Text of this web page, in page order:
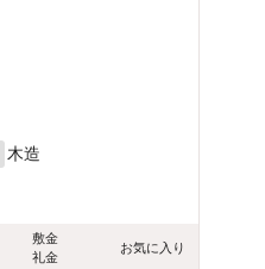
木造
敷金
礼金
お気に入り